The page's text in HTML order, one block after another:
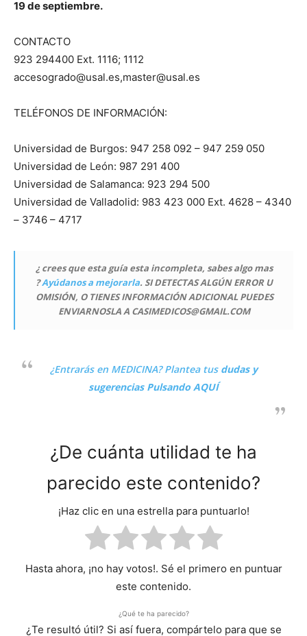
19 de septiembre.
CONTACTO
923 294400 Ext. 1116; 1112
accesogrado@usal.es,master@usal.es
TELÉFONOS DE INFORMACIÓN:
Universidad de Burgos: 947 258 092 – 947 259 050
Universidad de León: 987 291 400
Universidad de Salamanca: 923 294 500
Universidad de Valladolid: 983 423 000 Ext. 4628 – 4340
– 3746 – 4717
¿ crees que esta guía esta incompleta, sabes algo mas
?Ayúdanos a mejorarla. SI DETECTAS ALGÚN ERROR U
OMISIÓN, O TIENES INFORMACIÓN ADICIONAL PUEDES
ENVIARNOSLA A CASIMEDICOS@GMAIL.COM
¿Entrarás en MEDICINA?Plantea tus dudas y
sugerencias Pulsando AQUÍ
¿De cuánta utilidad te ha
parecido este contenido?
¡Haz clic en una estrella para puntuarlo!
Hasta ahora, ¡no hay votos!. Sé el primero en puntuar
este contenido.
¿Qué te ha parecido?
¿Te resultó útil? Si así fuera, compártelo para que se